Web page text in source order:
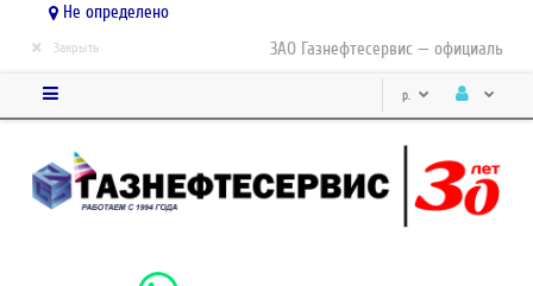
Не определено
ЗАО Газнефтесервис — официальный
× Закрыть
р.